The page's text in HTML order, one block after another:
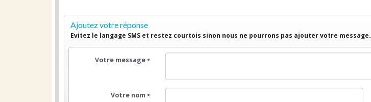
Ajoutez votre réponse
Evitez le langage SMS et restez courtois sinon nous ne pourrons pas ajouter votre message.
Votre message •
Votre nom •